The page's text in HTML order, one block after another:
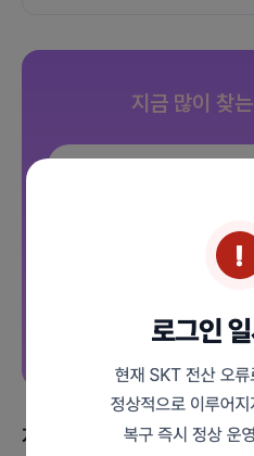
지금 많이 찾
/ 평생할인
전체보
지금 받을 수 있는 혜택